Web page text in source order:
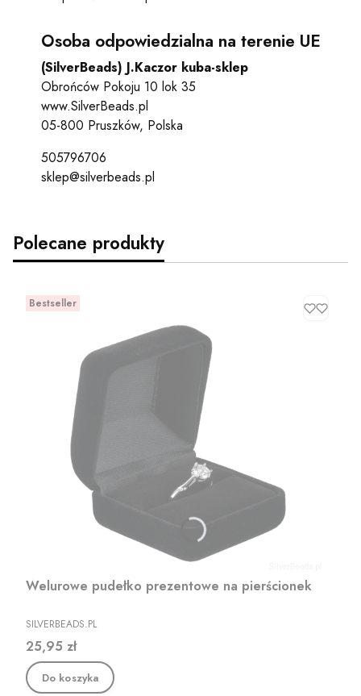
Osoba odpowiedzialna na terenie UE
(SilverBeads) J.Kaczor kuba-sklep
Obrońców Pokoju 10 lok 35
www.SilverBeads.pl
05-800 Pruszków, Polska
505796706
sklep@silverbeads.pl
Polecane produkty
Bestseller
Welurowe pudełko prezentowe na pierścionek
PRODUCENT
SILVERBEADS.PL
Cena
25,95 zł
Do koszyka